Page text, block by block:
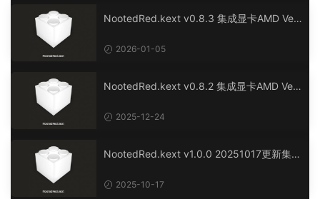
NootedRed.kext v0.8.3 集成显卡AMD Veg
2026-01-05
NootedRed.kext v0.8.2 集成显卡AMD Veg
2025-12-24
NootedRed.kext v1.0.0 20251017更新集成
2025-10-17